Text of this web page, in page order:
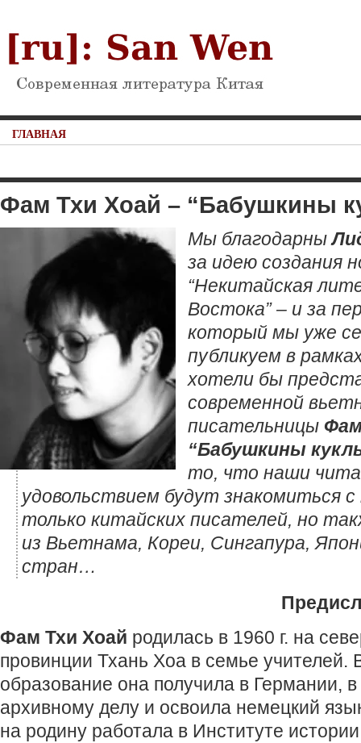
ГЛАВНАЯ
Фам Тхи Хоай – “Бабушкины
Мы благодарны
за идею создания
“Некитайская
Востока”– и за
который мы уже
публикуем в
хотели бы
современной
писательницы
“Бабушкины
то, что наши
удовольствием будут знакомиться с
только китайских писателей, но
из Вьетнама, Кореи, Сингапура,
стран…
Фам Тхи Хоай родилась в 1960 г. на
провинции Тхань Хоа в семье
образование она получила в Германии, в
архивному делу и освоила немецкий
на родину работала в Институте